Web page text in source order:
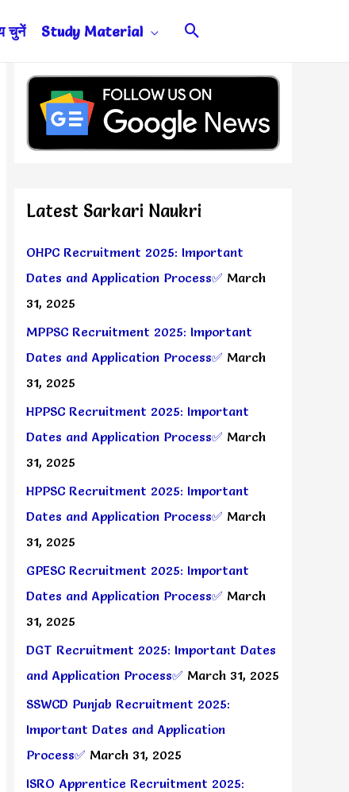
चुनें Study Material Search
Latest Sarkari Naukri
OHPC Recruitment 2025: Important
Dates and Application Process✅ March
31, 2025
MPPSC Recruitment 2025: Important
Dates and Application Process✅ March
31, 2025
HPPSC Recruitment 2025: Important
Dates and Application Process✅ March
31, 2025
HPPSC Recruitment 2025: Important
Dates and Application Process✅ March
31, 2025
GPESC Recruitment 2025: Important
Dates and Application Process✅ March
31, 2025
DGT Recruitment 2025: Important Dates
and Application Process✅ March 31, 2025
SSWCD Punjab Recruitment 2025:
Important Dates and Application
Process✅ March 31, 2025
ISRO Apprentice Recruitment 2025: